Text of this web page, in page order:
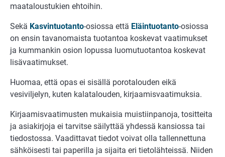
maataloustukien ehtoihin.
Sekä Kasvintuotanto-osiossa että Eläintuotanto-osiossa
on ensin tavanomaista tuotantoa koskevat vaatimukset
ja kummankin osion lopussa luomutuotantoa koskevat
lisävaatimukset.
Huomaa, että opas ei sisällä porotalouden eikä
vesiviljelyn, kuten kalatalouden, kirjaamisvaatimuksia.
Kirjaamisvaatimusten mukaisia muistiinpanoja, tositteita
ja asiakirjoja ei tarvitse säilyttää yhdessä kansiossa tai
tiedostossa. Vaadittavat tiedot voivat olla tallennettuna
sähköisesti tai paperilla ja sijaita eri tietolähteissä. Niiden